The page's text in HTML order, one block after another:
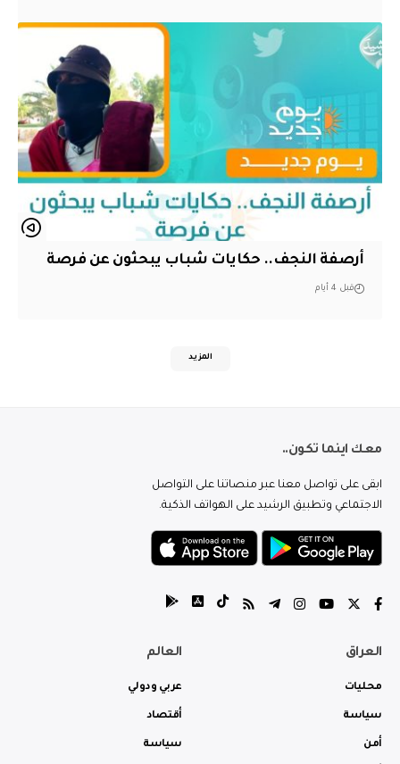
أرصفة النجف.. حكايات شباب يبحثون عن فرصة
قبل 4 أيام
المزيد
معك اينما تكون..
ابقى على تواصل معنا عبر منصاتنا على التواصل
الاجتماعي وتطبيق الرشيد على الهواتف الذكية.
العراق
محليات
سياسة
أمن
العالم
عربي ودولي
أقتصاد
سياسة